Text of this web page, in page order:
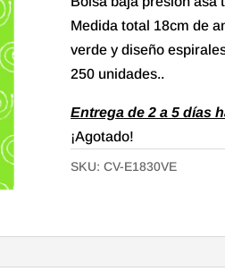
Medida total 18cm de
verde y diseño
250 unidades..
Entrega de 2 a 5 días
¡Agotado!
SKU:CV-E1830VE